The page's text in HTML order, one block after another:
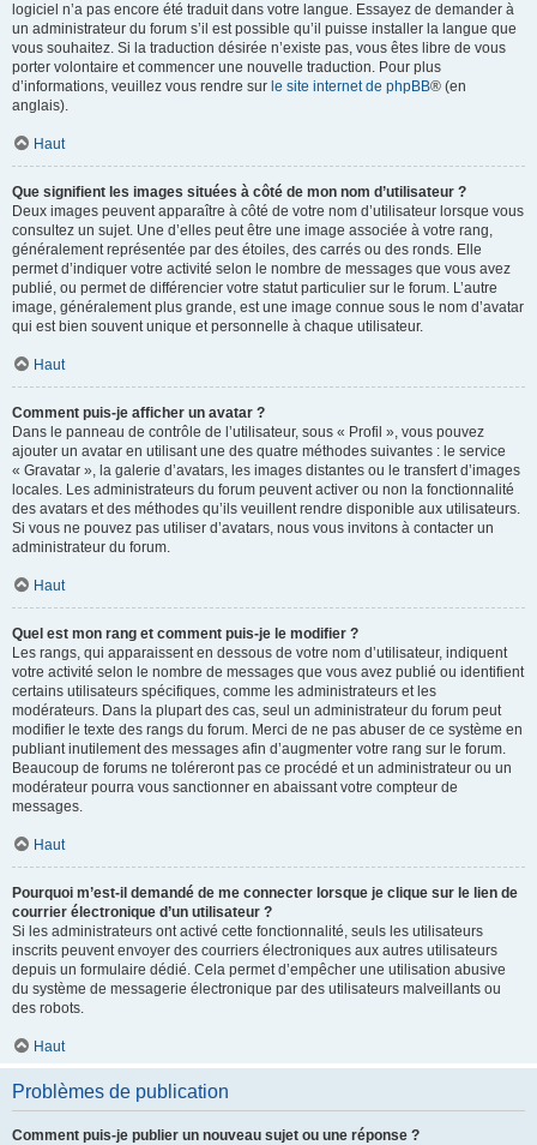
logiciel n’a pas encore été traduit dans votre langue. Essayez de demander à
un administrateur du forum s’il est possible qu’il puisse installer la langue que
vous souhaitez. Si la traduction désirée n’existe pas, vous êtes libre de vous
porter volontaire et commencer une nouvelle traduction. Pour plus
d’informations, veuillez vous rendre sur le site internet de phpBB® (en
anglais).
Haut
Que signifient les images situées à côté de mon nom d’utilisateur ?
Deux images peuvent apparaître à côté de votre nom d’utilisateur lorsque vous
consultez un sujet. Une d’elles peut être une image associée à votre rang,
généralement représentée par des étoiles, des carrés ou des ronds. Elle
permet d’indiquer votre activité selon le nombre de messages que vous avez
publié, ou permet de différencier votre statut particulier sur le forum. L’autre
image, généralement plus grande, est une image connue sous le nom d’avatar
qui est bien souvent unique et personnelle à chaque utilisateur.
Haut
Comment puis-je afficher un avatar ?
Dans le panneau de contrôle de l’utilisateur, sous « Profil », vous pouvez
ajouter un avatar en utilisant une des quatre méthodes suivantes : le service
« Gravatar », la galerie d’avatars, les images distantes ou le transfert d’images
locales. Les administrateurs du forum peuvent activer ou non la fonctionnalité
des avatars et des méthodes qu’ils veuillent rendre disponible aux utilisateurs.
Si vous ne pouvez pas utiliser d’avatars, nous vous invitons à contacter un
administrateur du forum.
Haut
Quel est mon rang et comment puis-je le modifier ?
Les rangs, qui apparaissent en dessous de votre nom d’utilisateur, indiquent
votre activité selon le nombre de messages que vous avez publié ou identifient
certains utilisateurs spécifiques, comme les administrateurs et les
modérateurs. Dans la plupart des cas, seul un administrateur du forum peut
modifier le texte des rangs du forum. Merci de ne pas abuser de ce système en
publiant inutilement des messages afin d’augmenter votre rang sur le forum.
Beaucoup de forums ne toléreront pas ce procédé et un administrateur ou un
modérateur pourra vous sanctionner en abaissant votre compteur de
messages.
Haut
Pourquoi m’est-il demandé de me connecter lorsque je clique sur le lien de
courrier électronique d’un utilisateur ?
Si les administrateurs ont activé cette fonctionnalité, seuls les utilisateurs
inscrits peuvent envoyer des courriers électroniques aux autres utilisateurs
depuis un formulaire dédié. Cela permet d’empêcher une utilisation abusive
du système de messagerie électronique par des utilisateurs malveillants ou
des robots.
Haut
Problèmes de publication
Comment puis-je publier un nouveau sujet ou une réponse ?